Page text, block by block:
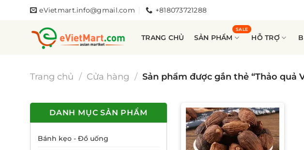
eVietmart.info@gmail.com +818073721288
TRANG CHỦ SẢN PHẨM HỖ TRỢ
Trang chủ / Cửa hàng / Sản phẩm được gắn thẻ “Thảo quả
DANH MỤC SẢN PHẨM
Bánh kẹo - Đồ uống